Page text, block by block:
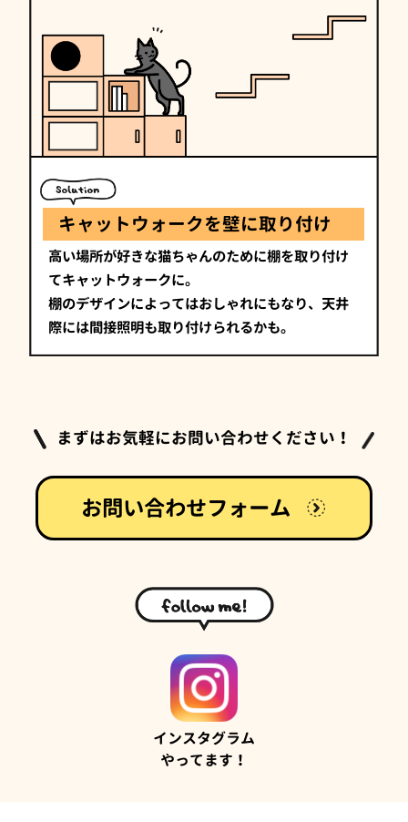
キャットウォークを壁に取り付け
高い場所が好きな猫ちゃんのために棚を取り付け
てキャットウォークに。
棚のデザインによってはおしゃれにもなり、天井
際には間接照明も取り付けられるかも。
まずはお気軽にお問い合わせください！
お問い合わせフォーム
インスタグラム
やってます！